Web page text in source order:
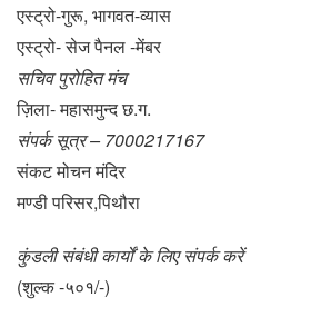
एस्ट्रो-गुरू, भागवत-व्यास
एस्ट्रो- सेज पैनल -मेंबर
सचिव पुरोहित मंच
ज़िला- महासमुन्द छ.ग.
संपर्क सूत्र – 7000217167
संकट मोचन मंदिर
मण्डी परिसर,पिथौरा
कुंडली संबंधी कार्यों के लिए संपर्क करें
(शुल्क -५०१/-)